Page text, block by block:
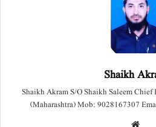
Shaikh
Shaikh Akram S/O Shaikh Saleem
(Maharashtra) Mob: 9028167307